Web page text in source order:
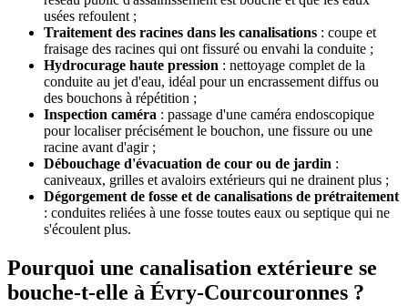
usées refoulent ;
Traitement des racines dans les canalisations : coupe et
fraisage des racines qui ont fissuré ou envahi la conduite ;
Hydrocurage haute pression : nettoyage complet de la
conduite au jet d'eau, idéal pour un encrassement diffus ou
des bouchons à répétition ;
Inspection caméra : passage d'une caméra endoscopique
pour localiser précisément le bouchon, une fissure ou une
racine avant d'agir ;
Débouchage d'évacuation de cour ou de jardin :
caniveaux, grilles et avaloirs extérieurs qui ne drainent plus ;
Dégorgement de fosse et de canalisations de prétraitement
: conduites reliées à une fosse toutes eaux ou septique qui ne
s'écoulent plus.
Pourquoi une canalisation extérieure se
bouche-t-elle à Évry-Courcouronnes ?